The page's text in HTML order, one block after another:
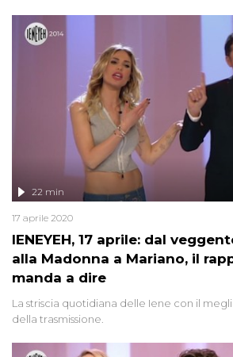
IENEYEH, 17 aprile: dal
alla Madonna a Mariano, il
manda a dire
22 min
17 aprile 2020
La striscia quotidiana delle Iene con il
della trasmissione.